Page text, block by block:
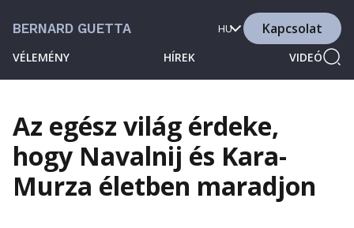
BERNARD GUETTA
VÉLEMÉNY HÍREK VIDEÓ
HU Kapcsolat
Az egész világ érdeke,
hogy Navalnij és Kara-
Murza életben maradjon